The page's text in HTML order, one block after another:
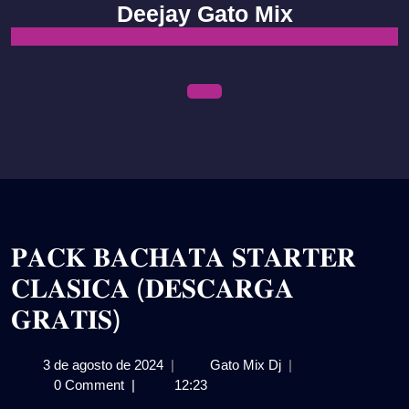
content
Deejay Gato Mix
𝐏𝐀𝐂𝐊 𝐁𝐀𝐂𝐇𝐀𝐓𝐀 𝐒𝐓𝐀𝐑𝐓𝐄𝐑
𝐂𝐋𝐀𝐒𝐈𝐂𝐀 (𝐃𝐄𝐒𝐂𝐀𝐑𝐆𝐀
𝐆𝐑𝐀𝐓𝐈𝐒)
3 de agosto de 20243
de
| Gato Mix Dj𝐏𝐀𝐂𝐊
|
0 Comment | 12:23